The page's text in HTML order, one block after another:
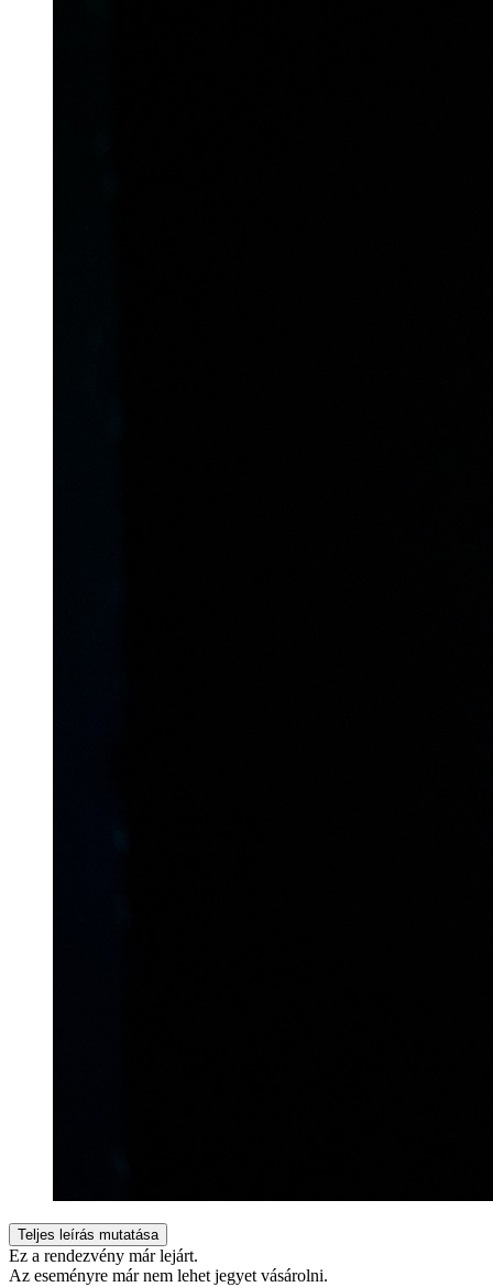
Teljes leírás mutatása
Ez a rendezvény már lejárt.
Az eseményre már nem lehet jegyet vásárolni.